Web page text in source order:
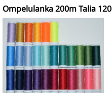
Ompelulanka 200m Talia 120